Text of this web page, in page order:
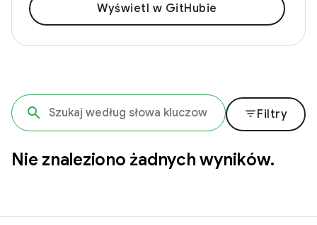
Wyświetl w GitHubie
filter_listFiltry
Nie znaleziono żadnych wyników.